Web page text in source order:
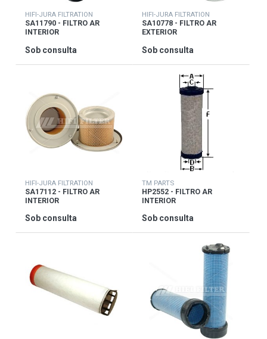
HIFI-JURA FILTRATION
SA11790 - FILTRO AR
INTERIOR
Sob consulta
HIFI-JURA FILTRATION
SA10778 - FILTRO AR
EXTERIOR
Sob consulta
HIFI-JURA FILTRATION
SA17112 - FILTRO AR
INTERIOR
Sob consulta
TM PARTS
HP2552 - FILTRO AR
INTERIOR
Sob consulta